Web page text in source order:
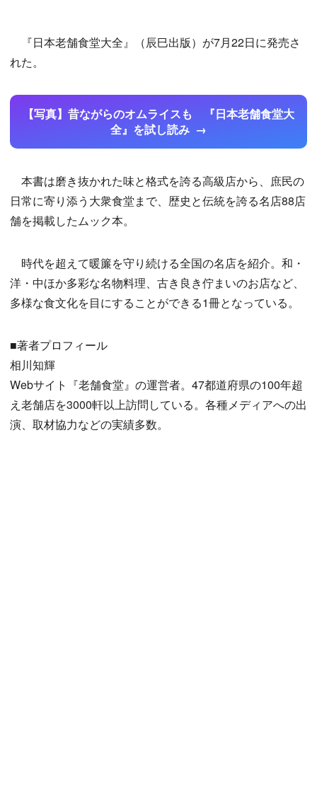
『日本老舗食堂大全』（辰巳出版）が7月22日に発売さ
れた。
【写真】昔ながらのオムライスも 『日本老舗食堂大
全』を試し読み
本書は磨き抜かれた味と格式を誇る高級店から、庶民の
日常に寄り添う大衆食堂まで、歴史と伝統を誇る名店88店
舗を掲載したムック本。
時代を超えて暖簾を守り続ける全国の名店を紹介。和・
洋・中ほか多彩な名物料理、古き良き佇まいのお店など、
多様な食文化を目にすることができる1冊となっている。
■著者プロフィール
相川知輝
Webサイト『老舗食堂』の運営者。47都道府県の100年超
え老舗店を3000軒以上訪問している。各種メディアへの出
演、取材協力などの実績多数。